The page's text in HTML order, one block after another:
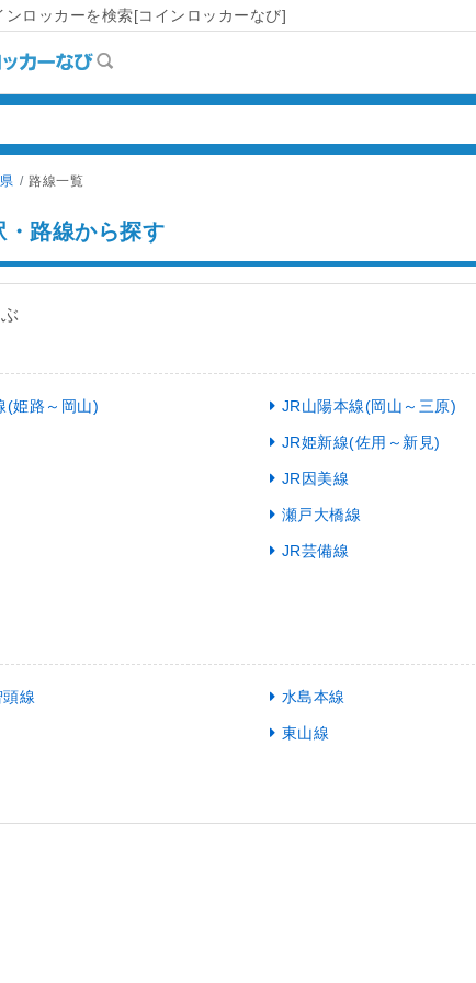
ンロッカーを検索[コインロッカーなび]
路線一覧
・路線から探す
(姫路～岡山) JR山陽本線(岡山～三原)
JR姫新線(佐用～新見)
JR因美線
瀬戸大橋線
JR芸備線
線 水島本線
東山線